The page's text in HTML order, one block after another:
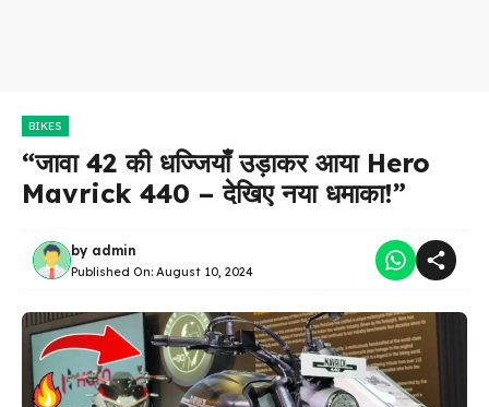
BIKES
“जावा 42 की धज्जियाँ उड़ाकर आया Hero
Mavrick 440 – देखिए नया धमाका!”
by admin
Published On: August 10, 2024